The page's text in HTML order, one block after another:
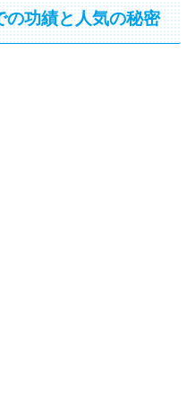
の功績と人気の秘密